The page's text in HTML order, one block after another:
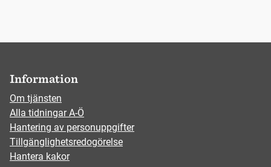
Information
Om tjänsten
Alla tidningar A-Ö
Hantering av personuppgifter
Tillgänglighetsredogörelse
Hantera kakor